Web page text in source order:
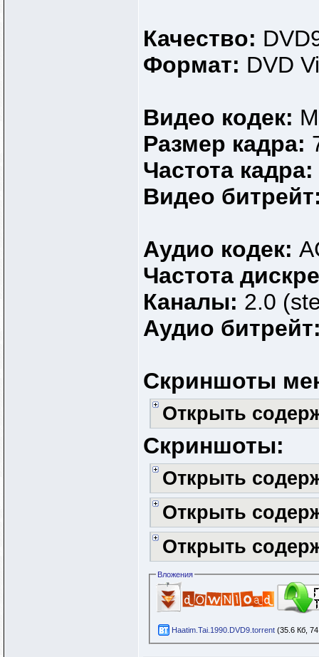
Качество:
Формат: DVD
Видео кодек:
Размер кадра:
Частота кадра:
Видео
Аудио кодек:
Частота
Каналы: 2.0
Аудио
Скриншоты
Открыть
Скриншоты:
Открыть
Открыть
Открыть
Вложения
Haatim.Tai.1990.DVD9.torrent (35.6 Кб,